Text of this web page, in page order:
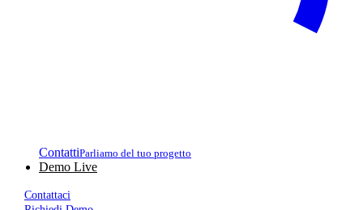
ContattiParliamo del tuo progetto
Demo Live
Contattaci